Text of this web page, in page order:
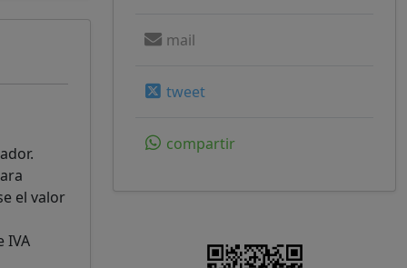
el valor
IVA
mail
tweet
compartir